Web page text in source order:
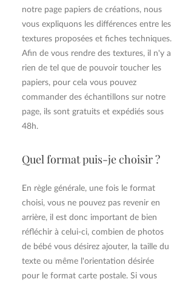
notre page papiers de créations, nous
vous expliquons les différences entre les
textures proposées et fiches techniques.
Afin de vous rendre des textures, il n'y a
rien de tel que de pouvoir toucher les
papiers, pour cela vous pouvez
commander des échantillons sur notre
page, ils sont gratuits et expédiés sous
48h.
Quel format puis-je choisir ?
En règle générale, une fois le format
choisi, vous ne pouvez pas revenir en
arrière, il est donc important de bien
réfléchir à celui-ci, combien de photos
de bébé vous désirez ajouter, la taille du
texte ou même l'orientation désirée
pour le format carte postale. Si vous